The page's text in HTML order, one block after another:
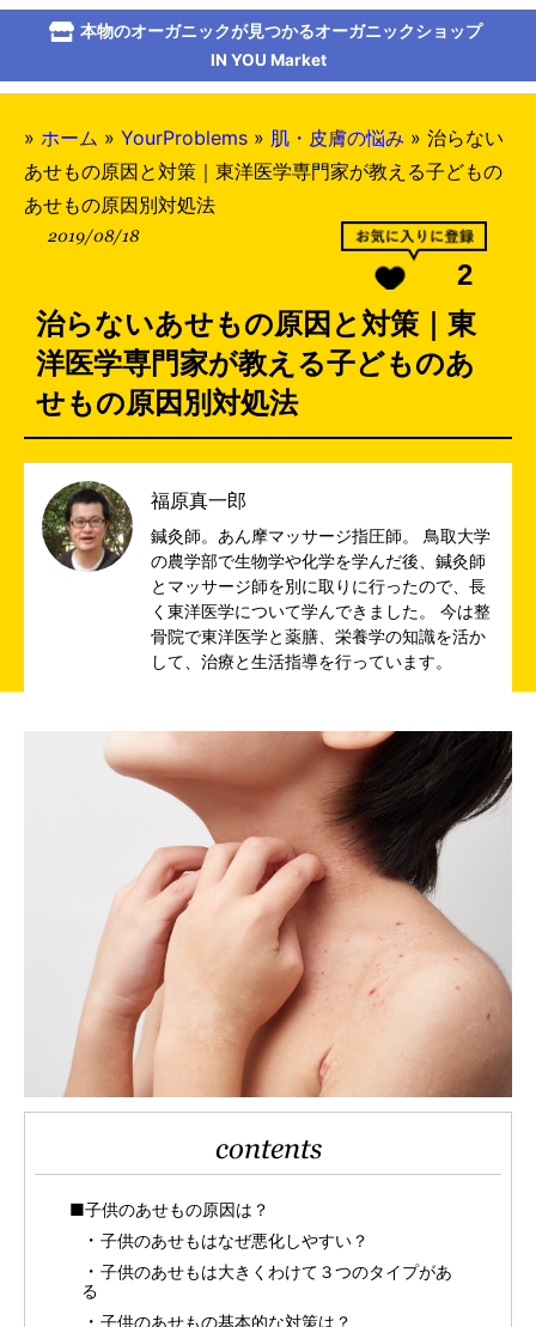
本物のオーガニックが見つかるオーガニックショップ
IN YOU Market
» ホーム » YourProblems » 肌・皮膚の悩み » 治らない
あせもの原因と対策｜東洋医学専門家が教える子どもの
あせもの原因別対処法
2019/08/18
2
治らないあせもの原因と対策｜東
洋医学専門家が教える子どものあ
せもの原因別対処法
福原真一郎
鍼灸師。あん摩マッサージ指圧師。 鳥取大学
の農学部で生物学や化学を学んだ後、鍼灸師
とマッサージ師を別に取りに行ったので、長
く東洋医学について学んできました。 今は整
骨院で東洋医学と薬膳、栄養学の知識を活か
して、治療と生活指導を行っています。
contents
■子供のあせもの原因は？
子供のあせもはなぜ悪化しやすい？
子供のあせもは大きくわけて３つのタイプがあ
る
子供のあせもの基本的な対策は？